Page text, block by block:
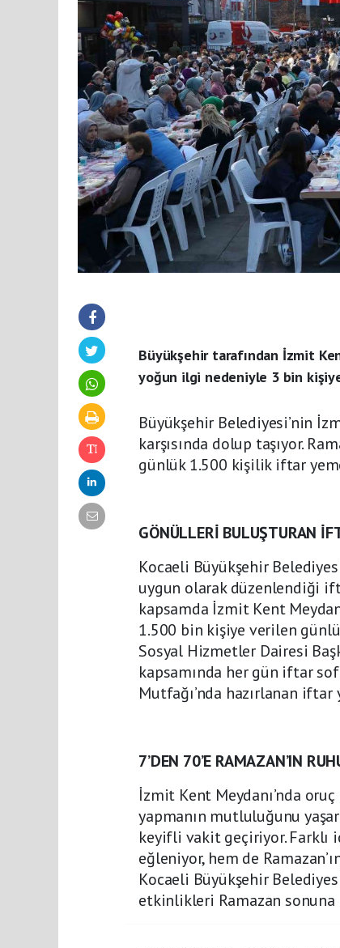
Büyükşehir tarafından İzmit
yoğun ilgi nedeniyle 3 bin kişiye
Büyükşehir Belediyesi’nin
karşısında dolup taşıyor.
günlük 1.500 kişilik iftar
GÖNÜLLERİ BULUŞTURAN
Kocaeli Büyükşehir
uygun olarak düzenlendiği
kapsamda İzmit Kent
1.500 bin kişiye verilen
Sosyal Hizmetler Dairesi
kapsamında her gün iftar
Mutfağı’nda hazırlanan
7’DEN 70’E RAMAZAN’IN
İzmit Kent Meydanı’nda
yapmanın mutluluğunu
keyifli vakit geçiriyor. Farklı
eğleniyor, hem de
Kocaeli Büyükşehir
etkinlikleri Ramazan sonuna